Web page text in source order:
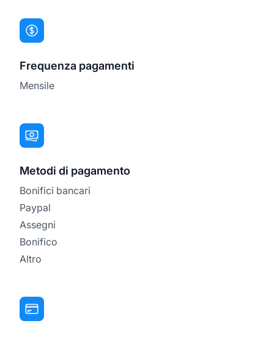
Frequenza pagamenti
Mensile
Metodi di pagamento
Bonifici bancari
Paypal
Assegni
Bonifico
Altro